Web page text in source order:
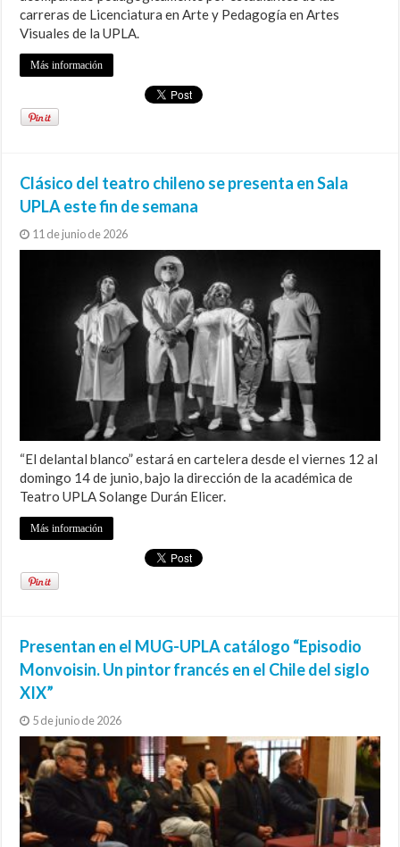
carreras de Licenciatura en Arte y Pedagogía en Artes
Visuales de la UPLA.
Más información
Clásico del teatro chileno se presenta en Sala
UPLA este fin de semana
11 de junio de 2026
“El delantal blanco” estará en cartelera desde el viernes 12 al
domingo 14 de junio, bajo la dirección de la académica de
Teatro UPLA Solange Durán Elicer.
Más información
Presentan en el MUG-UPLA catálogo “Episodio
Monvoisin. Un pintor francés en el Chile del siglo
XIX”
5 de junio de 2026